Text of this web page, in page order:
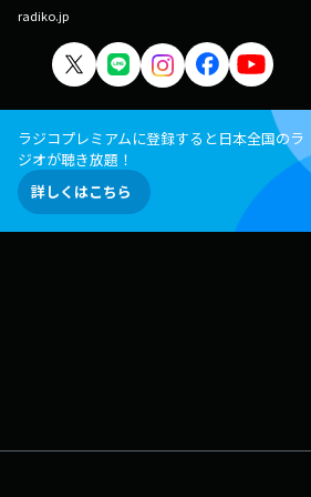
radiko.jp
ラジコプレミアムに登録すると日本全国のラ
ジオが聴き放題！
詳しくはこちら